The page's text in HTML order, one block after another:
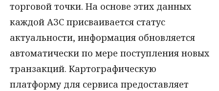
торговой точки. На основе этих данных
каждой АЗС присваивается статус
актуальности, информация обновляется
автоматически по мере поступления новых
транзакций. Картографическую
платформу для сервиса предоставляет